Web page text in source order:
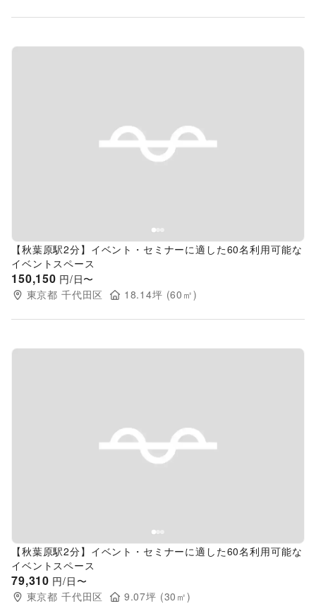
Previous slide
【秋葉原駅2分】イベント・セミナーに適した60名利用可能な
イベントスペース
150,150 円/日〜
東京都 千代田区 18.14坪 (60 ㎡)
Previous slide
【秋葉原駅2分】イベント・セミナーに適した60名利用可能な
イベントスペース
79,310 円/日〜
東京都 千代田区 9.07坪 (30 ㎡)